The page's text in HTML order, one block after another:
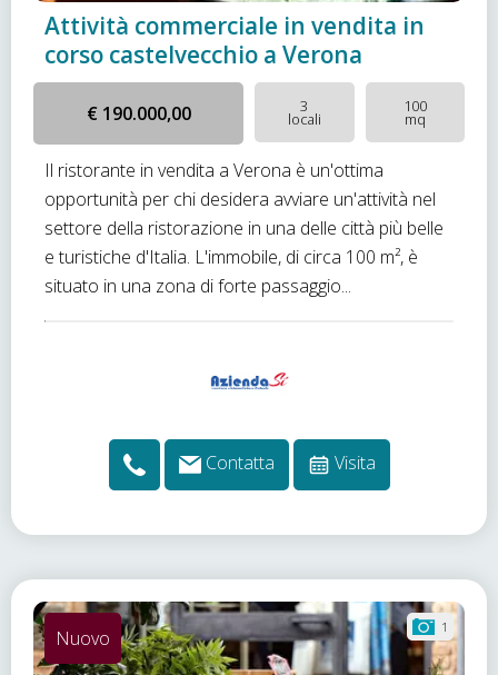
Attività commerciale in vendita in
corso castelvecchio a Verona
€ 190.000,00 3
locali
100
mq
Il ristorante in vendita a Verona è un'ottima
opportunità per chi desidera avviare un'attività nel
settore della ristorazione in una delle città più belle
e turistiche d'Italia. L'immobile, di circa 100 m², è
situato in una zona di forte passaggio...
Contatta Visita
1
Nuovo